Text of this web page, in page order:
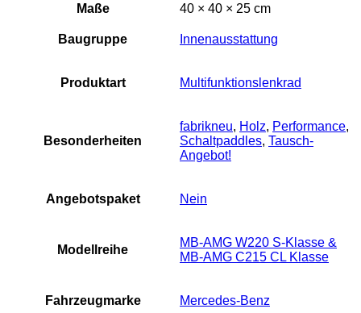
Maße 40 × 40 × 25 cm
Baugruppe Innenausstattung
Produktart Multifunktionslenkrad
Besonderheiten
fabrikneu, Holz, Performance,
Schaltpaddles, Tausch-
Angebot!
Angebotspaket Nein
Modellreihe
MB-AMG W220 S-Klasse &
MB-AMG C215 CL Klasse
Fahrzeugmarke Mercedes-Benz